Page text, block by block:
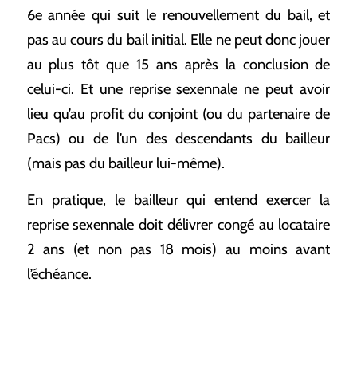
6e année qui suit le renouvellement du bail, et
pas au cours du bail initial. Elle ne peut donc jouer
au plus tôt que 15 ans après la conclusion de
celui-ci. Et une reprise sexennale ne peut avoir
lieu qu’au profit du conjoint (ou du partenaire de
Pacs) ou de l’un des descendants du bailleur
(mais pas du bailleur lui-même).
En pratique, le bailleur qui entend exercer la
reprise sexennale doit délivrer congé au locataire
2 ans (et non pas 18 mois) au moins avant
l’échéance.